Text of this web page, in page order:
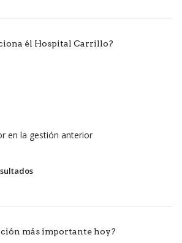
él Hospital Carrillo?
en la gestión anterior
más importante hoy?